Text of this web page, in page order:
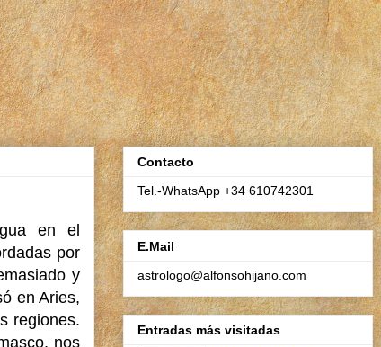
en el
por
y
en Aries,
regiones.
nos
Contacto
Tel.-WhatsApp +34 610742301
E.Mail
astrologo@alfonsohijano.com
Entradas más visitadas